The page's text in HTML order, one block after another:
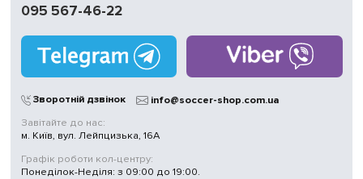
без вихідних
у Києві
095 567-46-22
Зворотній дзвінок
info@soccer-shop.com.ua
Завітайте до нас:
м. Київ, вул. Лейпцизька, 16А
Графік роботи кол-центру:
Понеділок-Неділя: з 09:00 до 19:00.